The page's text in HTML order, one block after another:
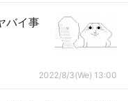
バイ事
2022/8/3(We) 13:00